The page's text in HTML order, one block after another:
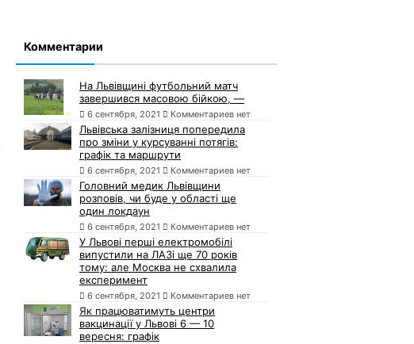
Комментарии
На Львівщині футбольний матч
завершився масовою бійкою, —
6 сентября, 2021 Комментариев нет
Львівська залізниця попередила
про зміни у курсуванні потягів:
графік та маршрути
6 сентября, 2021 Комментариев нет
Головний медик Львівщини
розповів, чи буде у області ще
один локдаун
6 сентября, 2021 Комментариев нет
У Львові перші електромобілі
випустили на ЛАЗі ще 70 років
тому: але Москва не схвалила
експеримент
6 сентября, 2021 Комментариев нет
Як працюватимуть центри
вакцинації у Львові 6 — 10
вересня: графік